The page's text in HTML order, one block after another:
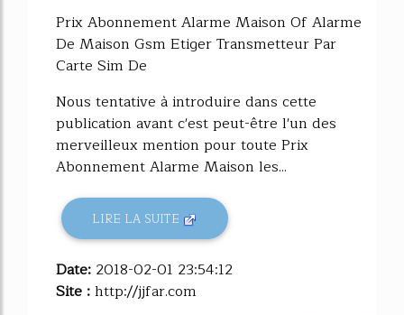
Prix Abonnement Alarme Maison Of Alarme
De Maison Gsm Etiger Transmetteur Par
Carte Sim De
Nous tentative à introduire dans cette
publication avant c'est peut-être l'un des
merveilleux mention pour toute Prix
Abonnement Alarme Maison les...
LIRE LA SUITE
Date: 2018-02-01 23:54:12
Site :http://jjfar.com